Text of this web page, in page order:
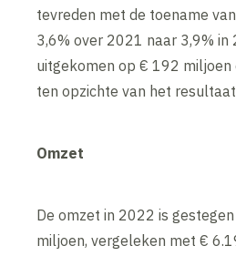
tevreden met de toename
3,6% over 2021 naar 3,9% in
uitgekomen op € 192
ten opzichte van het
Omzet
De omzet in 2022 is
miljoen, vergeleken met €